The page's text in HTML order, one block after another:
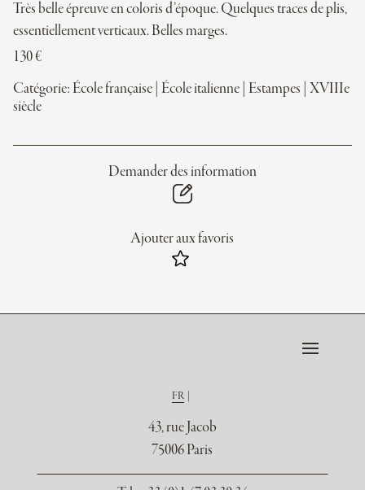
Très belle épreuve en coloris d’époque. Quelques traces de plis,
essentiellement verticaux. Belles marges.
130€
Catégorie: École française École italienne Estampes XVIIIe
siècle
Demander des information
Ajouter aux favoris
FR
43, rue Jacob
75006 Paris